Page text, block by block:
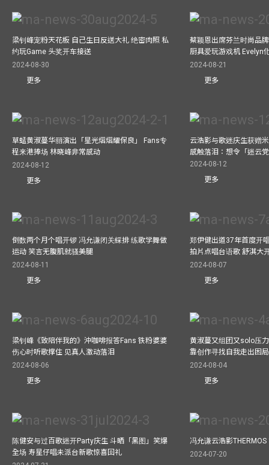
梁钊峰宠粉天花板 自己生日反送大礼 绝密肉照 私
约玩Game 头奖开车接送
2024-08-30
更多
蔡颖恩出席芬兰时尚品
厨具爱玩游戏机 Evelyn
2024-08-21
更多
草蜢黄淑蔓华丽演出「星光熠熠耀保良」 Fans专
程来港捧场 林晓峰非常感动
2024-08-12
更多
云浩影与歌迷庆生获赠
感触落泪：想令「迷云
2024-08-12
更多
倒数两个月个唱开锣 冯允谦闭关綵排 练歌学舞做
运动 笑言无腹肌就骚美腿
2024-08-11
更多
郑伊健出道37年首度开
拍片点唱台语歌 舒淇大
2024-08-07
更多
梁钊峰《致陪伴我的》沖咖啡报答Fans 铁粉婆婆
伤心时听歌撑住 见真人激动落泪
2024-08-06
更多
黄淑蔓又组团又solo压
靠创作寻找自我走出困局
2024-08-04
更多
陈健安与过百歌迷开Party庆生 斗晒「黑图」笑爆
全场 寿星仔唱未派台新歌惊喜回礼
冯允谦云浩影
2024-07-20